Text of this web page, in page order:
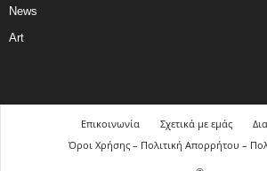
News
Art
Επικοινωνία Σχετικά με εμάς
Όροι Χρήσης – Πολιτική Απορρήτου –